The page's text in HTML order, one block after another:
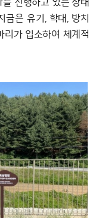
은 유기, 학대, 방치
가 입소하여 체계적